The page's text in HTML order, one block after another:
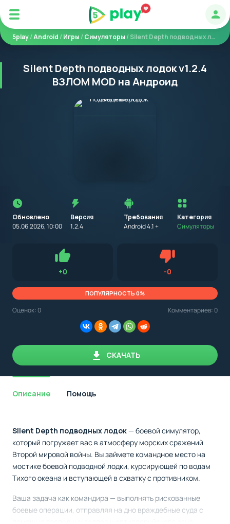
5play/Android /Игры /Симуляторы / Silent Depth подводных лодок
Silent Depth подводных лодок v1.2.4
ВЗЛОМ MOD на Андроид
Обновлено
05.06.2026, 10:00
Версия
1.2.4
Требования
Android 4.1 +
установкой
приложения
на
устройство
с
указываем
минимальные
необходимые
Категория
Симуляторы
обращать внимание на установленную версию Android
OS. Мы указываем минимально необходимую версию для
+0Нравится -0Не нравится
ПОПУЛЯРНОСТЬ 0%
Оценок: 0 Комментариев: 0
СКАЧАТЬ
Описание Помощь
Silent Depth подводных лодок— боевой симулятор,
который погружает вас в атмосферу морских сражений
Второй мировой войны. Вы займете командное место на
мостике боевой подводной лодки, курсирующей по водам
Тихого океана и вступающей в схватку с противником.
Ваша задача как командира — выполнять рискованные
боевые операции, отправляя на дно враждебные суда с